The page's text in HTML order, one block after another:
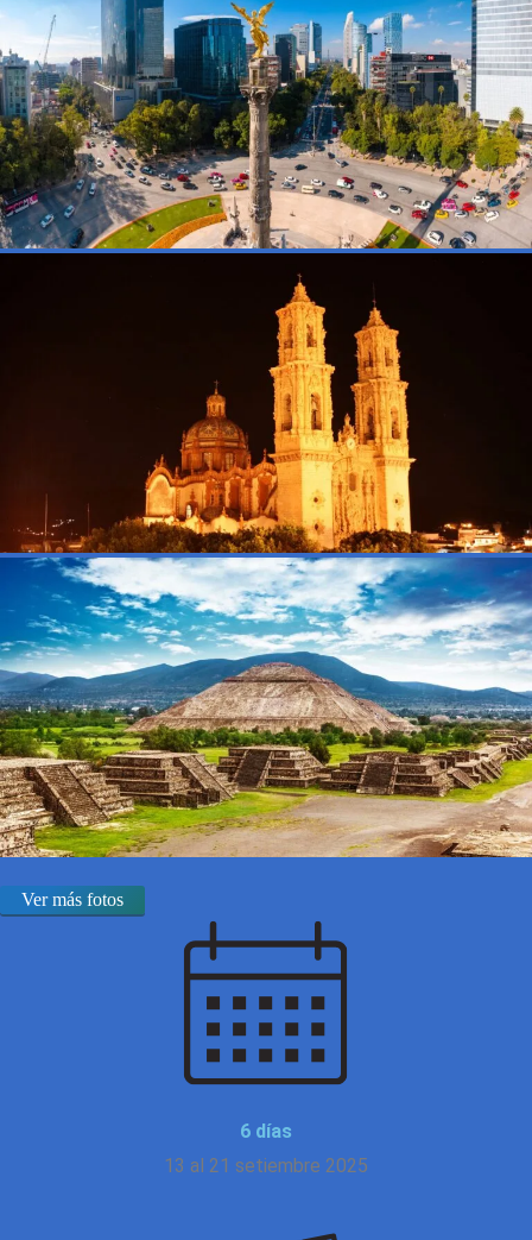
Ver más fotos
6 días
13 al 21 setiembre 2025